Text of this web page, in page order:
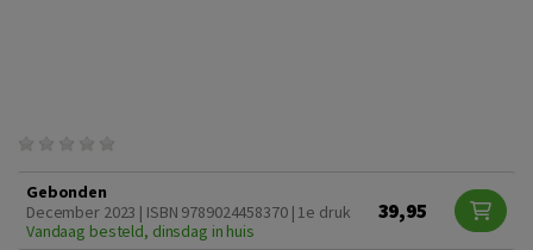
Gebonden
December 2023 | ISBN 9789024458370 | 1e druk
Vandaag besteld, dinsdag in huis
39,95